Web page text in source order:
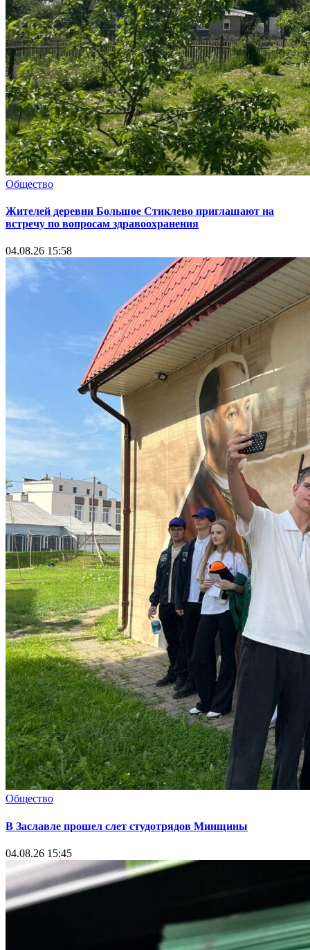
Общество
Жителей деревни Большое Стиклево приглашают на
встречу по вопросам здравоохранения
04.08.26 15:58
Общество
В Заславле прошел слет студотрядов Минщины
04.08.26 15:45